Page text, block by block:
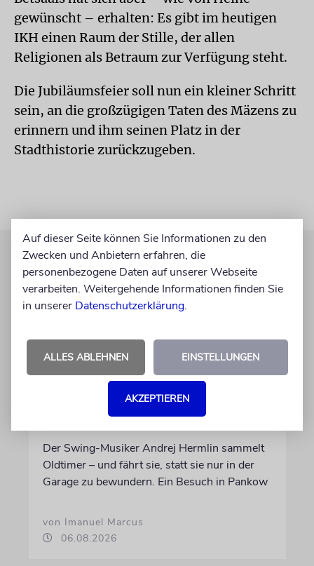
gewünscht – erhalten: Es gibt im heutigen
IKH einen Raum der Stille, der allen
Religionen als Betraum zur Verfügung steht.
Die Jubiläumsfeier soll nun ein kleiner Schritt
sein, an die großzügigen Taten des Mäzens zu
erinnern und ihm seinen Platz in der
Stadthistorie zurückzugeben.
Stil auf Rädern
Der Swing-Musiker Andrej Hermlin sammelt
Oldtimer – und fährt sie, statt sie nur in der
Garage zu bewundern. Ein Besuch in Pankow
von Imanuel Marcus
06.08.2026
Auf dieser Seite können Sie Informationen zu den
Zwecken und Anbietern erfahren, die
personenbezogene Daten auf unserer Webseite
verarbeiten. Weitergehende Informationen finden Sie
in unserer Datenschutzerklärung.
ALLES ABLEHNEN EINSTELLUNGEN
AKZEPTIEREN